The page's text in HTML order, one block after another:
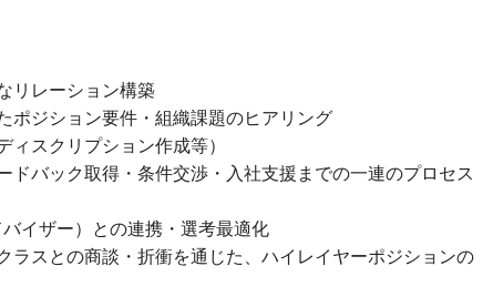
リレーション構築
ポジション要件・組織課題のヒアリング
ィスクリプション作成等）
ドバック取得・条件交渉・入社支援までの一連のプロセス
イザー）との連携・選考最適化
ラスとの商談・折衝を通じた、ハイレイヤーポジションの